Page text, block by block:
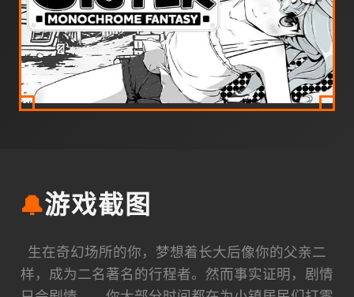
🔔游戏截图
生在奇幻场所的你，梦想着长大后像你的父亲二
样，成为二名著名的行程者。然而事实证明，剧情